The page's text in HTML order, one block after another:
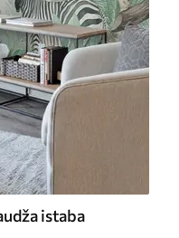
istaba